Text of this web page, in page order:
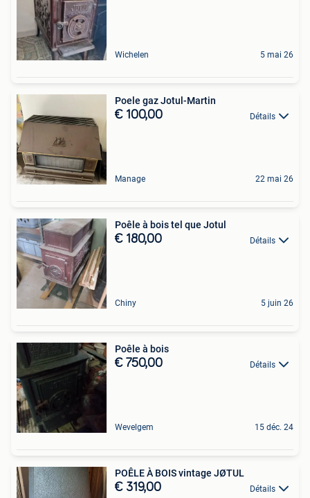
Wichelen 5 mai 26
Poele gaz Jotul-Martin
€ 100,00 Détails
Manage 22 mai 26
Poêle à bois tel que Jotul
€ 180,00 Détails
Chiny 5 juin 26
Poêle à bois
€ 750,00 Détails
Wevelgem 15 déc. 24
POÊLE À BOIS vintage JØTUL
€ 319,00 Détails